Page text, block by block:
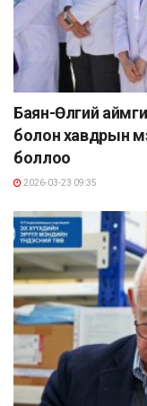
Баян-Өлгий
болон хавдрын
боллоо
2026-03-23 09:35